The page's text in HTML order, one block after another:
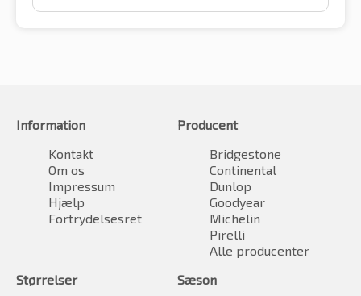
Information
Kontakt
Om os
Impressum
Hjælp
Fortrydelsesret
Producent
Bridgestone
Continental
Dunlop
Goodyear
Michelin
Pirelli
Alle producenter
Størrelser
Sæson